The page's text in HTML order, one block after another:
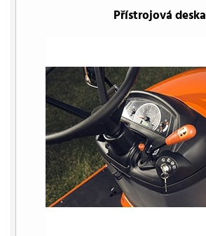
Přístrojová deska